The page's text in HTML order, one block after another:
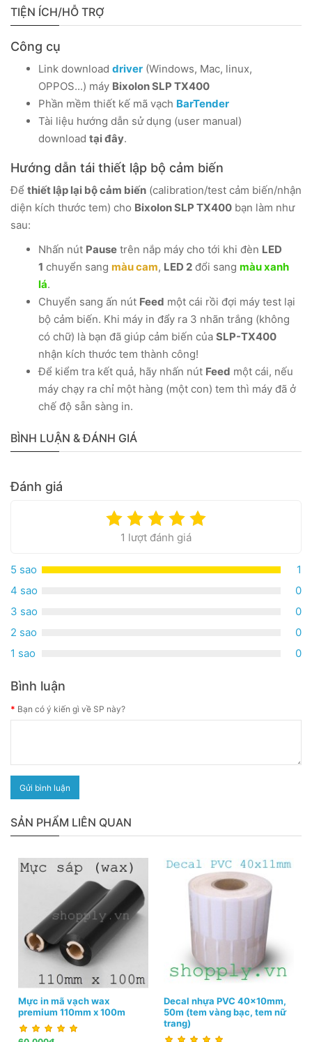
TIỆN ÍCH/HỖ TRỢ
Công cụ
Link download driver (Windows, Mac, linux,
OPPOS...) máy Bixolon SLP TX400
Phần mềm thiết kế mã vạch BarTender
Tài liệu hướng dẫn sử dụng (user manual)
download tại đây.
Hướng dẫn tái thiết lập bộ cảm biến
Để thiết lập lại bộ cảm biến (calibration/test cảm biến/nhận
diện kích thước tem) cho Bixolon SLP TX400 bạn làm như
sau:
Nhấn nút Pause trên nắp máy cho tới khi đèn LED
1 chuyển sang màu cam, LED 2 đổi sang màu xanh
lá.
Chuyển sang ấn nút Feed một cái rồi đợi máy test lại
bộ cảm biến. Khi máy in đẩy ra 3 nhãn trắng (không
có chữ) là bạn đã giúp cảm biến của SLP-TX400
nhận kích thước tem thành công!
Để kiểm tra kết quả, hãy nhấn nút Feed một cái, nếu
máy chạy ra chỉ một hàng (một con) tem thì máy đã ở
chế độ sẵn sàng in.
BÌNH LUẬN & ĐÁNH GIÁ
Đánh giá
1 lượt đánh giá
5 sao
1
4 sao
0
3 sao
0
2 sao
0
1 sao
0
Bình luận
Bạn có ý kiến gì về SP này?
Gửi bình luận
SẢN PHẨM LIÊN QUAN
Mực in mã vạch wax
premium 110mm x 100m
Decal nhựa PVC 40x10mm,
50m (tem vàng bạc, tem nữ
trang)